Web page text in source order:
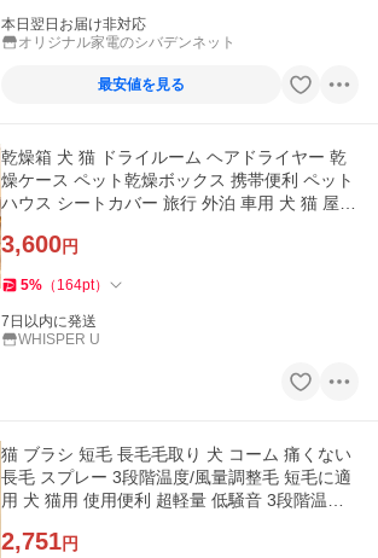
本日翌日お届け非対応
オリジナル家電のシバデンネット
最安値を見る
乾燥箱 犬 猫 ドライルーム ヘアドライヤー 乾
燥ケース ペット乾燥ボックス 携帯便利 ペット
ハウス シートカバー 旅行 外泊 車用 犬 猫 屋内
3,600円
5% （ 164pt）
7日以内に発送
WHISPER U
猫 ブラシ 短毛 長毛毛取り 犬 コーム 痛くない
長毛 スプレー 3段階温度/風量調整毛 短毛に適
用 犬 猫用 使用便利 超軽量 低騒音 3段階温度
2,751円